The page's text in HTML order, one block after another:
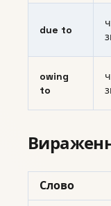
due to
owing
to
Слово